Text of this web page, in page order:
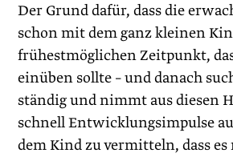
Der Grund dafür, dass die
schon mit dem ganz kleinen
frühestmöglichen Zeitpunkt,
einüben sollte – und danach
ständig und nimmt aus diesen
schnell Entwicklungsimpulse
dem Kind zu vermitteln, dass